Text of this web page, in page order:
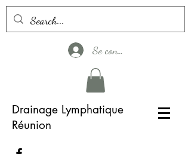
Se connecter
Drainage Lymphatique
Réunion